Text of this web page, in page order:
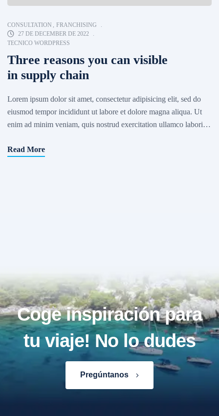
CONSULTATION , FRANCHISING
27 DE DECEMBER DE 2022
TECNICO WORDPRESS
Three reasons you can visible
in supply chain
Lorem ipsum dolor sit amet, consectetur adipisicing elit, sed do
eiusmod tempor incididunt ut labore et dolore magna aliqua. Ut
enim ad minim veniam, quis nostrud exercitation ullamco laboris
cupidatat non proident, sunt in culpa qui officia deserunt mollit
Read More
Coge inspiración para
tu viaje! No lo dudes
Pregúntanos